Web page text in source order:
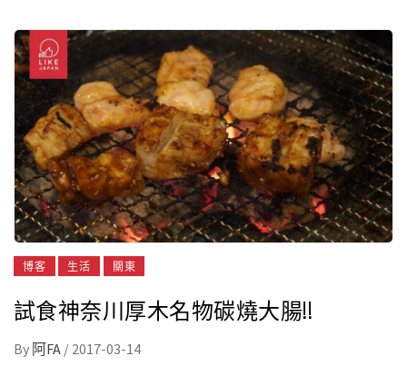
博客 生活 關東
試食神奈川厚木名物碳燒大腸!!
By 阿FA / 2017-03-14